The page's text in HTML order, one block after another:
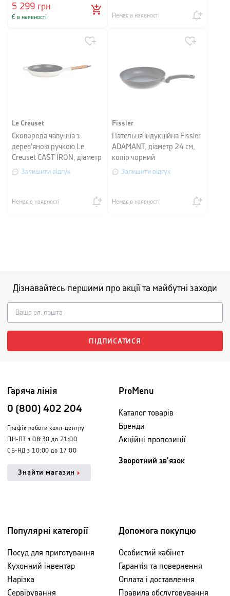
5 299 грн
Є в наявності Немає в наявності
Le Creuset
Сковорода чавунна з
дерев'яною ручкою Le
Creuset CAST IRON, діаметр
28 см, меренга
Залишити відгук
Немає в наявності
Fissler
Пательня індукційна Fissler
ADAMANT, діаметр 24 см,
колір чорний
Залишити відгук
Немає в наявності
Дізнавайтесь першими про акції та майбутні заходи
ПІДПИСАТИСЯ
Гаряча лінія
0 (800) 402 204
Графік роботи колл-центру
ПН-ПТ з 08:30 до 21:00
СБ-НД з 10:00 до 17:00
Знайти магазин
ProMenu
Каталог товарів
Бренди
Акційні пропозиції
Зворотний зв'язок
Популярні категорії
Посуд для приготування
Кухонний інвентар
Нарізка
Сервірування
Допомога покупцю
Особистий кабінет
Гарантія та повернення
Оплата і доставлення
Правила обслуговування